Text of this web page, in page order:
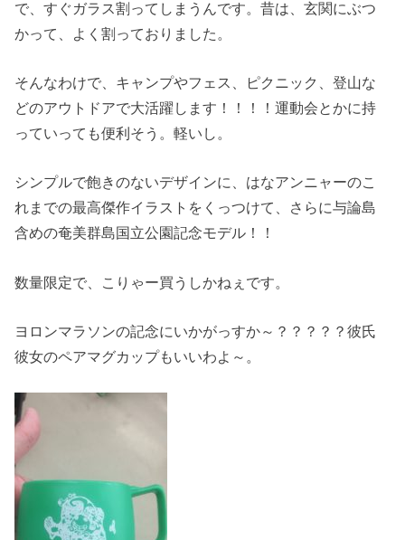
で、すぐガラス割ってしまうんです。昔は、玄関にぶつ
かって、よく割っておりました。
そんなわけで、キャンプやフェス、ピクニック、登山な
どのアウトドアで大活躍します！！！！運動会とかに持
っていっても便利そう。軽いし。
シンプルで飽きのないデザインに、はなアンニャーのこ
れまでの最高傑作イラストをくっつけて、さらに与論島
含めの奄美群島国立公園記念モデル！！
数量限定で、こりゃー買うしかねぇです。
ヨロンマラソンの記念にいかがっすか～？？？？？彼氏
彼女のペアマグカップもいいわよ～。